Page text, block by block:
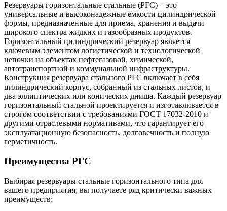
Резервуары горизонтальные стальные (РГС) – это
универсальные и высоконадежные емкости цилиндрической
формы, предназначенные для приема, хранения и выдачи
широкого спектра жидких и газообразных продуктов.
Горизонтальный цилиндрический резервуар является
ключевым элементом логистической и технологической
цепочки на объектах нефтегазовой, химической,
автотранспортной и коммунальной инфраструктуры.
Конструкция резервуара стального РГС включает в себя
цилиндрический корпус, собранный из стальных листов, и
два эллиптических или конических днища. Каждый резервуар
горизонтальный стальной проектируется и изготавливается в
строгом соответствии с требованиями ГОСТ 17032-2010 и
другими отраслевыми нормативами, что гарантирует его
эксплуатационную безопасность, долговечность и полную
герметичность.
Преимущества РГС
Выбирая резервуары стальные горизонтального типа для
вашего предприятия, вы получаете ряд критически важных
преимуществ: